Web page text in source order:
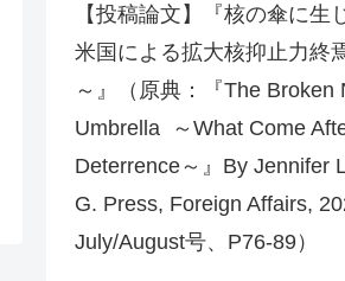
【投稿論文】『核の傘に
米国による拡大核抑止力終
～』（原典：『The Broken
Umbrella ～What Come
Deterrence～』By Jennifer
G. Press, Foreign Affairs,
July/August号、P76-89）